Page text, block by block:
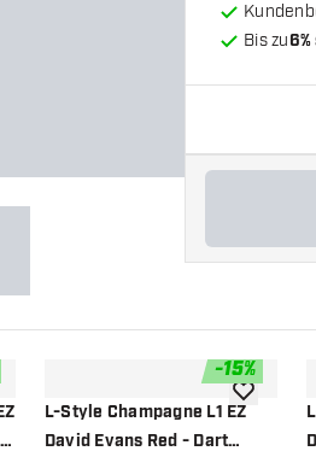
Bis zu
hinzufügen
-15%
L-Style Champagne L1 EZ
David Evans Red - Dart
Zur